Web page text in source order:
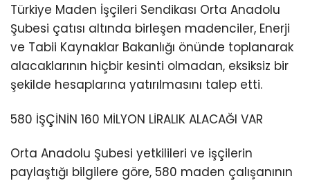
Türkiye Maden İşçileri Sendikası Orta Anadolu
Şubesi çatısı altında birleşen madenciler, Enerji
ve Tabii Kaynaklar Bakanlığı önünde toplanarak
alacaklarının hiçbir kesinti olmadan, eksiksiz bir
şekilde hesaplarına yatırılmasını talep etti.
580 İŞÇİNİN 160 MİLYON LİRALIK ALACAĞI VAR
Orta Anadolu Şubesi yetkilileri ve işçilerin
paylaştığı bilgilere göre, 580 maden çalışanının